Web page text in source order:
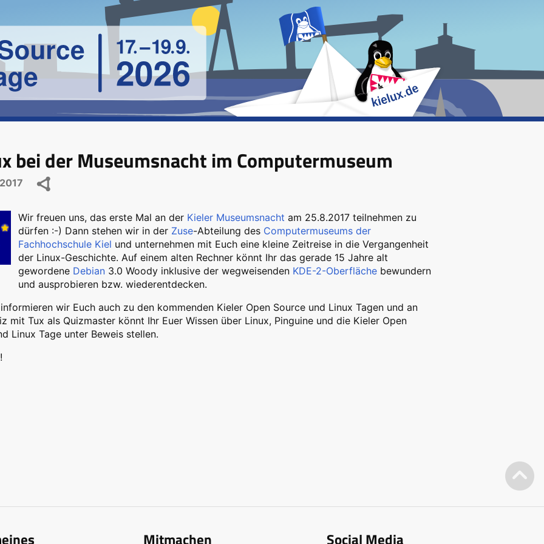
bei der Museumsnacht im Computermuseum
Wir freuen uns, das erste Mal an der Kieler Museumsnacht am 25.8.2017 teilnehmen zu
dürfen :-) Dann stehen wir in der Zuse-Abteilung des Computermuseums der
Fachhochschule Kiel und unternehmen mit Euch eine kleine Zeitreise in die Vergangenheit
der Linux-Geschichte. Auf einem alten Rechner könnt Ihr das gerade 15 Jahre alt
gewordene Debian 3.0 Woody inklusive der wegweisenden KDE-2-Oberfläche bewundern
und ausprobieren bzw. wiederentdecken.
wir Euch auch zu den kommenden Kieler Open Source und Linux Tagen und an
mit Tux als Quizmaster könnt Ihr Euer Wissen über Linux, Pinguine und die Kieler Open
Linux Tage unter Beweis stellen.
Mitmachen Social Media